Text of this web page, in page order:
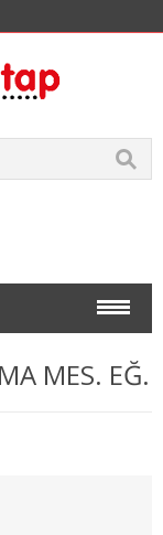
MES. EĞ.